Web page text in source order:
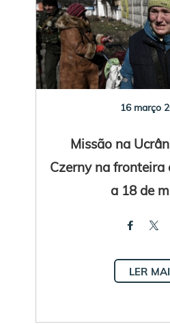
16 março
Missão na
Czerny na fronteira
a 18 de
LER